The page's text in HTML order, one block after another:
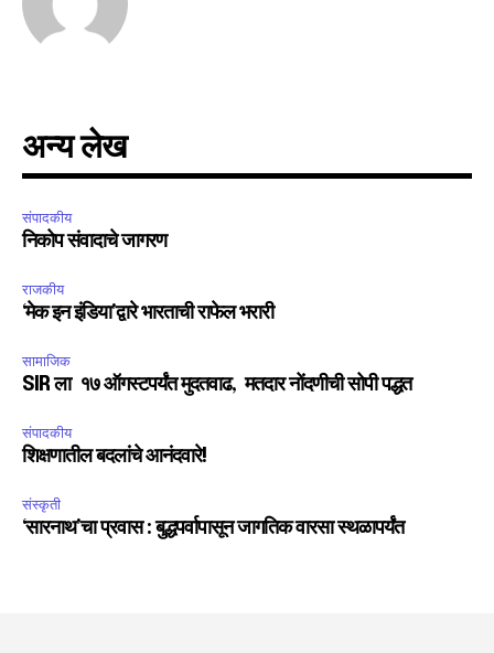
conversation.
safe with us.
6,300
Fans
अन्य लेख
संपादकीय
निकोप संवादाचे जागरण
राजकीय
‘मेक इन इंडिया’द्वारे भारताची राफेल भरारी
सामाजिक
SIR ला १७ ऑगस्टपर्यंत मुदतवाढ, मतदार नोंदणीची सोपी पद्धत
संपादकीय
शिक्षणातील बदलांचे आनंदवारे!
संस्कृती
‘सारनाथ’चा प्रवास : बुद्धपर्वापासून जागतिक वारसा स्थळापर्यंत